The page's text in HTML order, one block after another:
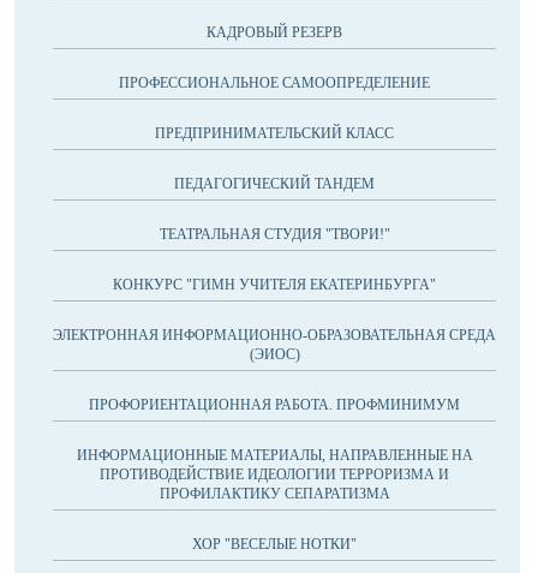
КАДРОВЫЙ РЕЗЕРВ
ПРОФЕССИОНАЛЬНОЕ САМООПРЕДЕЛЕНИЕ
ПРЕДПРИНИМАТЕЛЬСКИЙ КЛАСС
ПЕДАГОГИЧЕСКИЙ ТАНДЕМ
ТЕАТРАЛЬНАЯ СТУДИЯ "ТВОРИ!"
КОНКУРС "ГИМН УЧИТЕЛЯ ЕКАТЕРИНБУРГА"
ЭЛЕКТРОННАЯ ИНФОРМАЦИОННО-ОБРАЗОВАТЕЛЬНАЯ СРЕДА
(ЭИОС)
ПРОФОРИЕНТАЦИОННАЯ РАБОТА. ПРОФМИНИМУМ
ИНФОРМАЦИОННЫЕ МАТЕРИАЛЫ, НАПРАВЛЕННЫЕ НА
ПРОТИВОДЕЙСТВИЕ ИДЕОЛОГИИ ТЕРРОРИЗМА И
ПРОФИЛАКТИКУ СЕПАРАТИЗМА
ХОР "ВЕСЕЛЫЕ НОТКИ"